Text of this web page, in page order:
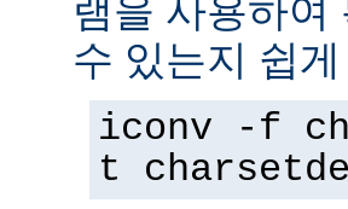
램을 사용하여
수 있는지 쉽
iconv -f
t